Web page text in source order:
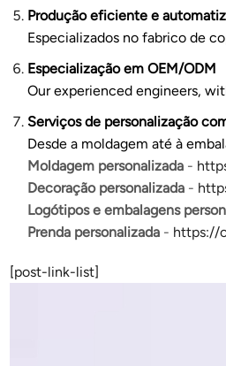
Produção eficiente e
Especializados no fabrico de
Especialização em OEM/ODM
Our experienced engineers,
Serviços de personalização
Desde a moldagem até à
Moldagem personalizada -
Decoração personalizada -
Logótipos e embalagens
Prenda personalizada - https://
[post-link-list]